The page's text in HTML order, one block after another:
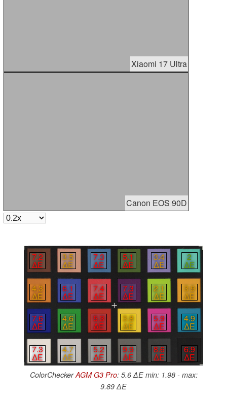
Xiaomi 17 Ultra
Canon EOS 90D
7.2
∆E
3.5
∆E
7.3
∆E
5.1
∆E
3.4
∆E
2
∆E
4.3
∆E
6.1
∆E
7.4
∆E
7.3
∆E
2.1
∆E
3.9
∆E
7.6
∆E
4.6
∆E
5.3
∆E
3.8
∆E
5.9
∆E
4.9
∆E
7.3
∆E
4.7
∆E
5.2
∆E
9.9
∆E
8.6
∆E
6.9
∆E
ColorCheckerAGM G3 Pro: 5.6 ∆E min: 1.98 - max:
9.89 ∆E